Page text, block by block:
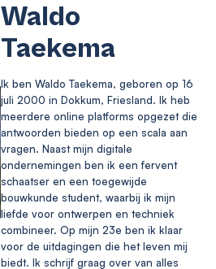
Waldo
Taekema
Ik ben Waldo Taekema, geboren op 16
juli 2000 in Dokkum, Friesland. Ik heb
meerdere online platforms opgezet die
antwoorden bieden op een scala aan
vragen. Naast mijn digitale
ondernemingen ben ik een fervent
schaatser en een toegewijde
bouwkunde student, waarbij ik mijn
liefde voor ontwerpen en techniek
combineer. Op mijn 23e ben ik klaar
voor de uitdagingen die het leven mij
biedt. Ik schrijf graag over van alles